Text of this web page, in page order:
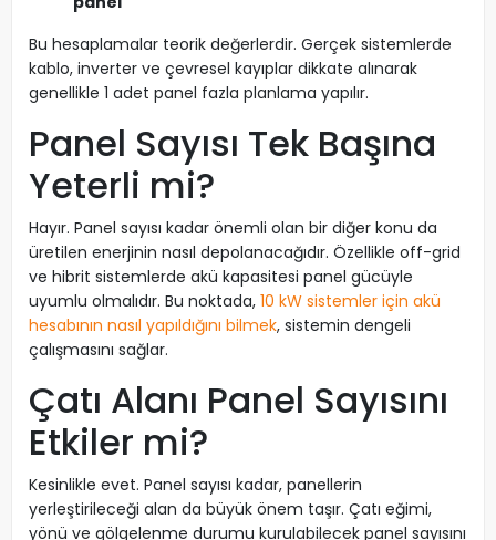
Bu hesaplamalar teorik değerlerdir. Gerçek sistemlerde
kablo, inverter ve çevresel kayıplar dikkate alınarak
genellikle 1 adet panel fazla planlama yapılır.
Panel Sayısı Tek Başına
Yeterli mi?
Hayır. Panel sayısı kadar önemli olan bir diğer konu da
üretilen enerjinin nasıl depolanacağıdır. Özellikle off-grid
ve hibrit sistemlerde akü kapasitesi panel gücüyle
uyumlu olmalıdır. Bu noktada, 10 kW sistemler için akü
hesabının nasıl yapıldığını bilmek, sistemin dengeli
çalışmasını sağlar.
Çatı Alanı Panel Sayısını
Etkiler mi?
Kesinlikle evet. Panel sayısı kadar, panellerin
yerleştirileceği alan da büyük önem taşır. Çatı eğimi,
yönü ve gölgelenme durumu kurulabilecek panel sayısını